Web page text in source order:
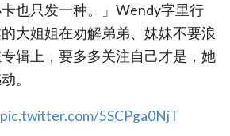
也只发一种。」Wendy字里行
大姐姐在劝解弟弟、妹妹不要浪
辑上，要多多关注自己才是，她
。
pic.twitter.com/5SCPga0NjT